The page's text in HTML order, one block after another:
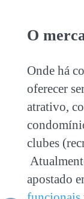
O
Onde há
oferecer
atrativo,
clubes
apostado